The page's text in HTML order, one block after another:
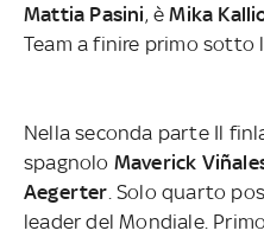
Mattia Pasini, èMika
Team a finire primo sotto
Nella seconda parte Il
spagnolo Maverick
Aegerter . Solo quarto
leader del Mondiale.